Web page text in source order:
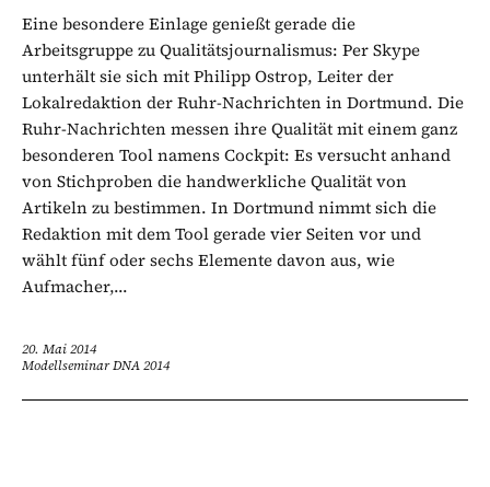
Eine besondere Einlage genießt gerade die
Arbeitsgruppe zu Qualitätsjournalismus: Per Skype
unterhält sie sich mit Philipp Ostrop, Leiter der
Lokalredaktion der Ruhr-Nachrichten in Dortmund. Die
Ruhr-Nachrichten messen ihre Qualität mit einem ganz
besonderen Tool namens Cockpit: Es versucht anhand
von Stichproben die handwerkliche Qualität von
Artikeln zu bestimmen. In Dortmund nimmt sich die
Redaktion mit dem Tool gerade vier Seiten vor und
wählt fünf oder sechs Elemente davon aus, wie
Aufmacher,...
20. Mai 2014
Modellseminar DNA 2014